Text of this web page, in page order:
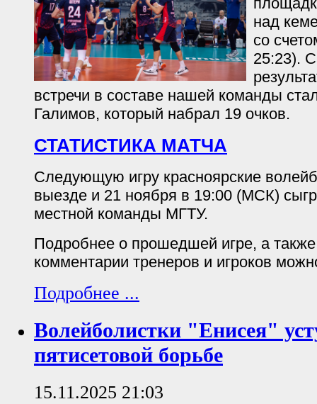
над
со
25:23).
встречи в составе нашей команды
Галимов, который набрал 19 очков.
СТАТИСТИКА МАТЧА
Следующую игру красноярские
выезде и 21 ноября в 19:00 (МСК)
местной команды МГТУ.
Подробнее о прошедшей игре, а
комментарии тренеров и игроков
Подробнее ...
Волейболистки "Енисея"
пятисетовой борьбе
15.11.2025 21:03